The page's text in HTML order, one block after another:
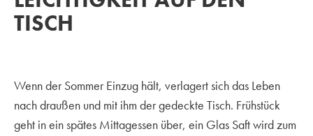
TISCH
Wenn der Sommer Einzug hält, verlagert sich das Leben
nach draußen und mit ihm der gedeckte Tisch. Frühstück
geht in ein spätes Mittagessen über, ein Glas Saft wird zum